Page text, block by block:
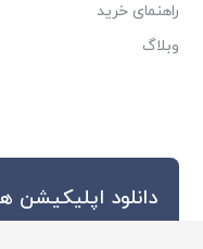
راهنمای خرید
وبلاگ
دانلود اپلیکیشن